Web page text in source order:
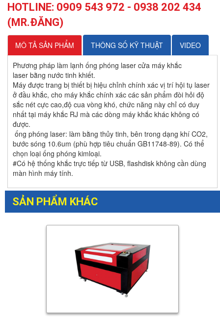
HOTLINE: 0909 543 972 - 0938 202 434
(MR.ĐĂNG)
MÔ TẢ SẢN PHẨM THÔNG SỐ KỸ THUẬT VIDEO
Phương pháp làm lạnh ống phóng laser cửa máy khắc
laser bằng nước tinh khiết.
Máy được trang bị thiết bị hiệu chỉnh chính xác vị trí hội tụ laser
ở đầu khắc, cho máy khắc chính xác các sản phẩm đòi hỏi độ
sắc nét cực cao,độ cua vòng khó, chức năng này chỉ có duy
nhất tại máy khắc RJ mà các dòng máy khắc khác không có
được.
ống phóng laser: làm bằng thủy tinh, bên trong dạng khí CO2,
bước sóng 10.6um (phù hợp tiêu chuẩn GB11748-89). Có thể
chọn loại ống phóng kimloại.
#Có hệ thống khắc trực tiếp từ USB, flashdisk không cần dùng
màn hình máy tính.
SẢN PHẨM KHÁC